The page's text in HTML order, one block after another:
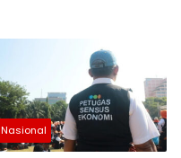
Nasional